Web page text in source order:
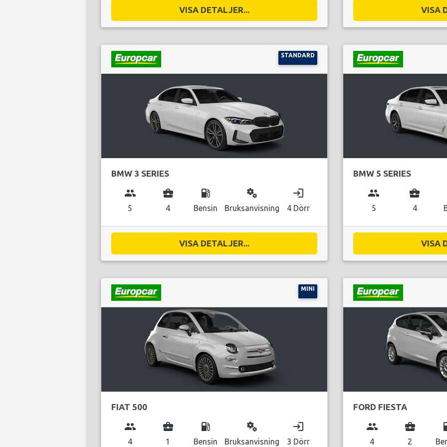
VISA DETALJER... VISA
STANDARD
BMW 3 SERIES
group
5
business_center
4
local_gas_station
Bensin
miscellaneous_services
Bruksanvisning
login
4 Dörr
VISA DETALJER...
BMW 5 SERIES
group
5
business_center
4
VISA
MINI
FIAT 500
group
4
business_center
1
local_gas_station
Bensin
miscellaneous_services
Bruksanvisning
login
3 Dörr
FORD FIESTA
group
4
business_center
2